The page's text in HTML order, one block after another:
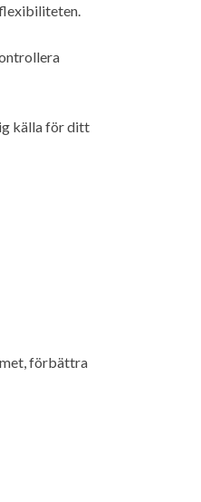
källa för ditt
förbättra